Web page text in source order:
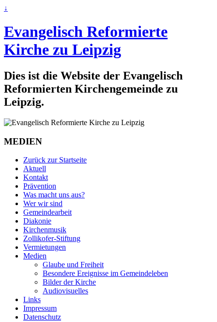
↓
Evangelisch Reformierte
Kirche zu Leipzig
Dies ist die Website der Evangelisch
Reformierten Kirchengemeinde zu
Leipzig.
MEDIEN
Zurück zur Startseite
Aktuell
Kontakt
Prävention
Was macht uns aus?
Wer wir sind
Gemeindearbeit
Diakonie
Kirchenmusik
Zollikofer-Stiftung
Vermietungen
Medien
Glaube und Freiheit
Besondere Ereignisse im Gemeindeleben
Bilder der Kirche
Audiovisuelles
Links
Impressum
Datenschutz